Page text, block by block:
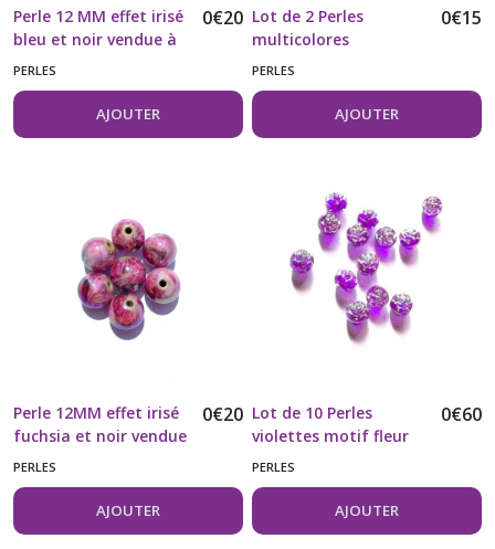
Perle 12 MM effet irisé
bleu et noir vendue à
l'unité
0€20
PERLES
AJOUTER
Lot de 2 Perles
multicolores
acryliques aspect
métallique
0€15
PERLES
AJOUTER
Perle 12MM effet irisé
fuchsia et noir vendue
à l'unité
0€20
PERLES
AJOUTER
Lot de 10 Perles
violettes motif fleur
argentée
0€60
PERLES
AJOUTER